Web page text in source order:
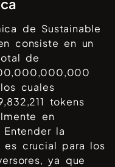
de Sustainable
consiste en un
de
cuales
tokens
en
la
es crucial para los
ya que